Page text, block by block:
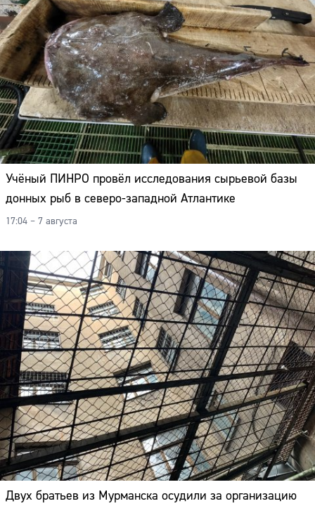
Учёный ПИНРО провёл исследования сырьевой базы
донных рыб в северо-западной Атлантике
17:04 – 7 августа
Двух братьев из Мурманска осудили за организацию
Сайт: